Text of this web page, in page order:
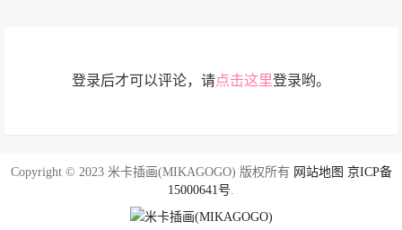
登录后才可以评论，请点击这里登录哟。
Copyright © 2023 米卡插画(MIKAGOGO) 版权所有 网站地图 京ICP备
15000641号